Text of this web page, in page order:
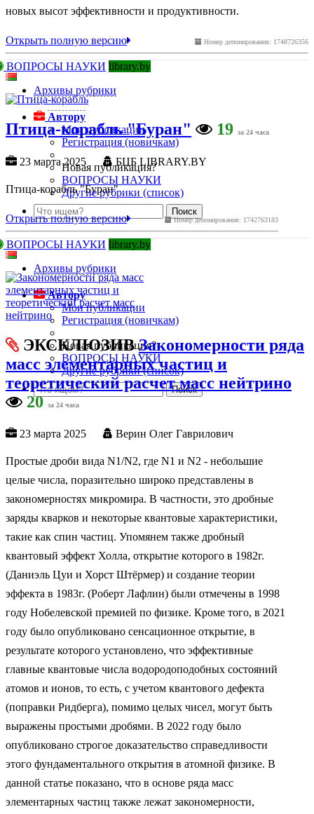
новых высот эффективности и продуктивности.
Номер депонирования: 1748726356
Открыть полную версию
ВОПРОСЫ НАУКИ library.by
Архивы рубрики
Автору
Мои публикации
Регистрация (новичкам)
Новая публикация?
ВОПРОСЫ НАУКИ
Другие рубрики (список)
Птица-корабль "Буран" 19 за 24 часа
23 марта 2025 БЦБ LIBRARY.BY
Птица-корабль "Буран"
Номер депонирования: 1742763183
Открыть полную версию
ВОПРОСЫ НАУКИ library.by
Архивы рубрики
Автору
Мои публикации
Регистрация (новичкам)
Новая публикация?
ВОПРОСЫ НАУКИ
Другие рубрики (список)
ЭКСКЛЮЗИВ Закономерности ряда
масс элементарных частиц и
теоретический расчет масс нейтрино
20 за 24 часа
23 марта 2025 Верин Олег Гаврилович
Простые дроби вида N1/N2, где N1 и N2 - небольшие
целые числа, поразительно широко представлены в
закономерностях микромира. В частности, это дробные
заряды кварков и некоторые квантовые характеристики,
такие как спин частиц. Упомянем также дробный
квантовый эффект Холла, открытие которого в 1982г.
(Даниэль Цуи и Хорст Штёрмер) и создание теории
эффекта в 1983г. (Роберт Лафлин) были отмечены в 1998
году Нобелевской премией по физике. Кроме того, в 2021
году было опубликовано сенсационное открытие, в
результате которого установлено, что эффективные
главные квантовые числа водородоподобных состояний
атомов и ионов, то есть, с учетом квантового дефекта
(поправки Ридберга), помимо целых чисел, могут быть
выражены простыми дробями. В 2022 году было
опубликовано строгое доказательство справедливости
этого фундаментального открытия в атомной физике. В
данной статье показано, что в основе ряда масс
элементарных частиц также лежат закономерности,